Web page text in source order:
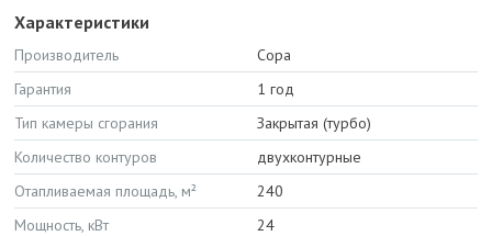
Характеристики
Производитель
Copa
Гарантия
1 год
Тип камеры сгорания
Закрытая (турбо)
Количество контуров
двухконтурные
Отапливаемая площадь, м²
240
Мощность, кВт
24